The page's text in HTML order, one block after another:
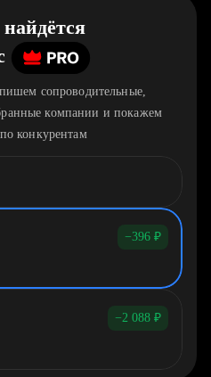
сопроводительные,
компании и покажем
конкурентам
−396 ₽
−2 088 ₽